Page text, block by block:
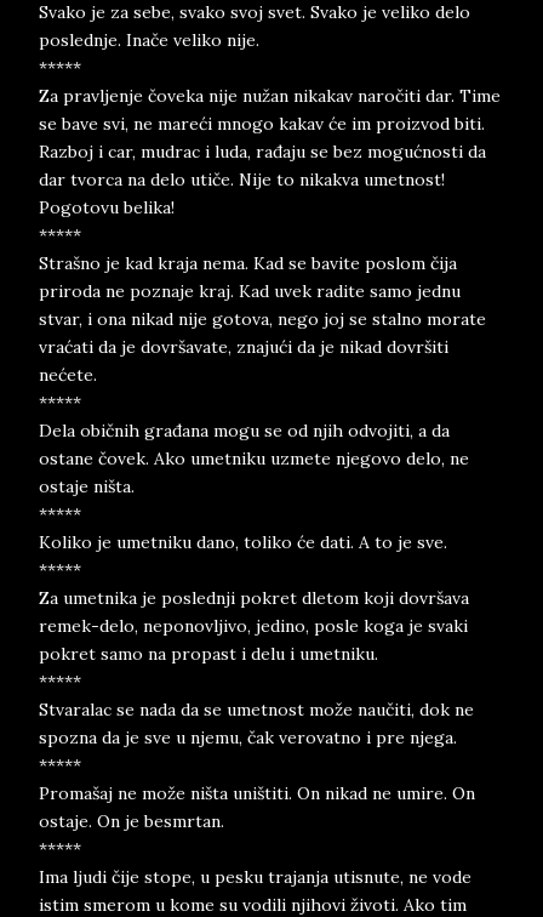
Svako je za sebe, svako svoj svet. Svako je veliko delo
poslednje. Inače veliko nije.
*****
Za pravljenje čoveka nije nužan nikakav naročiti dar. Time
se bave svi, ne mareći mnogo kakav će im proizvod biti.
Razboj i car, mudrac i luda, rađaju se bez mogućnosti da
dar tvorca na delo utiče. Nije to nikakva umetnost!
Pogotovu belika!
*****
Strašno je kad kraja nema. Kad se bavite poslom čija
priroda ne poznaje kraj. Kad uvek radite samo jednu
stvar, i ona nikad nije gotova, nego joj se stalno morate
vraćati da je dovršavate, znajući da je nikad dovršiti
nećete.
*****
Dela običnih građana mogu se od njih odvojiti, a da
ostane čovek. Ako umetniku uzmete njegovo delo, ne
ostaje ništa.
*****
Koliko je umetniku dano, toliko će dati. A to je sve.
*****
Za umetnika je poslednji pokret dletom koji dovršava
remek-delo, neponovljivo, jedino, posle koga je svaki
pokret samo na propast i delu i umetniku.
*****
Stvaralac se nada da se umetnost može naučiti, dok ne
spozna da je sve u njemu, čak verovatno i pre njega.
*****
Promašaj ne može ništa uništiti. On nikad ne umire. On
ostaje. On je besmrtan.
*****
Ima ljudi čije stope, u pesku trajanja utisnute, ne vode
istim smerom u kome su vodili njihovi životi. Ako tim